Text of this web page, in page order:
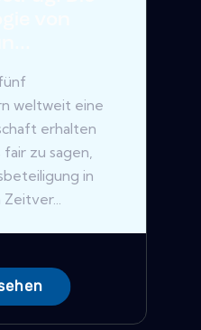
weltweit eine
erhalten
fair zu sagen,
in